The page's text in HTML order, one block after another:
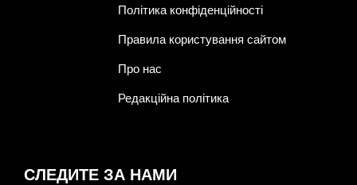
Політика конфіденційності
Правила користування сайтом
Про нас
Редакційна політика
СЛЕДИТЕ ЗА НАМИ